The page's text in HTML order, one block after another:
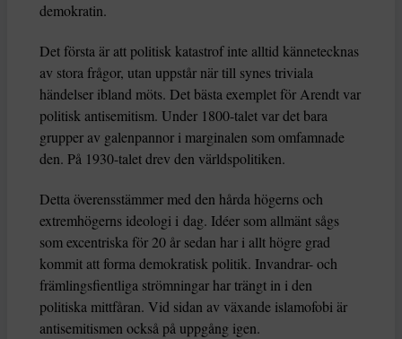
demokratin.
Det första är att politisk katastrof inte alltid kännetecknas
av stora frågor, utan uppstår när till synes triviala
händelser ibland möts. Det bästa exemplet för Arendt var
politisk antisemitism. Under 1800-talet var det bara
grupper av galenpannor i marginalen som omfamnade
den. På 1930-talet drev den världspolitiken.
Detta överensstämmer med den hårda högerns och
extremhögerns ideologi i dag. Idéer som allmänt sågs
som excentriska för 20 år sedan har i allt högre grad
kommit att forma demokratisk politik. Invandrar- och
främlingsfientliga strömningar har trängt in i den
politiska mittfåran. Vid sidan av växande islamofobi är
antisemitismen också på uppgång igen.